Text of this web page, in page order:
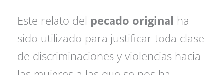
Este relato del pecado original ha
sido utilizado para justificar toda clase
de discriminaciones y violencias hacia